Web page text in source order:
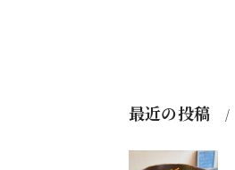
最近の投稿